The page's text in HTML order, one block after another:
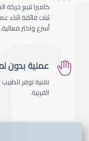
ثبات فائقة اثناء
أسرع واكثر فعالية.
عملية بدون
تقنية توفر
القرنية.